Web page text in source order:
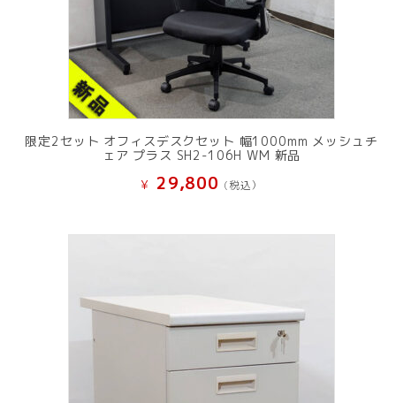
限定2セット オフィスデスクセット 幅1000mm メッシュチ
ェア プラス SH2-106H WM 新品
¥ 29,800 (税込）